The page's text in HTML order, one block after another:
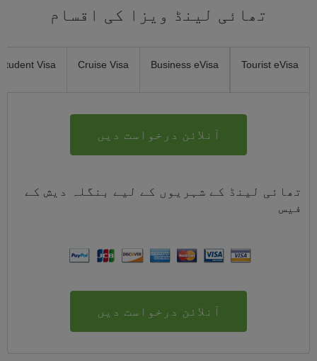
تھائی لینڈ ویزا کی اقسام
Tourist eVisa
Business eVisa
Cruise Visa
Student Visa
آنلائن درخواست دیں
تھائی لینڈ کے شہریوں کے لیے بنگلہ دیش کے
فیس
آنلائن درخواست دیں